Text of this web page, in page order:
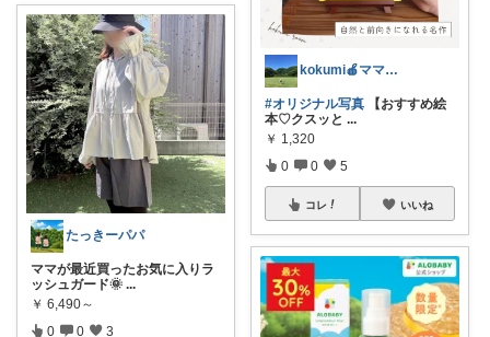
たっきーパパ
ママが最近買ったお気に入りラ
ッシュガード🌞 ...
￥ 6,490～
0 0 3
kokumi🍎ママのコツコツlife
#オリジナル写真 【おすすめ絵
本♡クスッと ...
￥ 1,320
0 0 5
コレ いいね